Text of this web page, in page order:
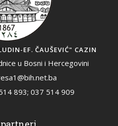
EF. ČAUŠEVIĆ" CAZIN
u Bosni i Hercegovini
893; 037 514 909